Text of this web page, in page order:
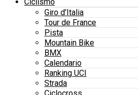
Giro d’Italia
Tour de France
Pista
Mountain Bike
BMX
Calendario
Ranking UCI
Strada